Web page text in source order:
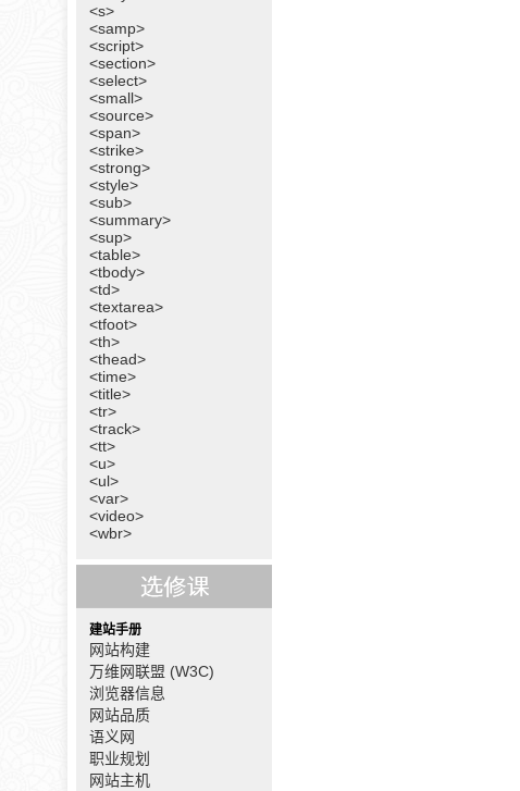
<s>
<samp>
<script>
<section>
<select>
<small>
<source>
<span>
<strike>
<strong>
<style>
<sub>
<summary>
<sup>
<table>
<tbody>
<td>
<textarea>
<tfoot>
<th>
<thead>
<time>
<title>
<tr>
<track>
<tt>
<u>
<ul>
<var>
<video>
<wbr>
建站手册
网站构建
万维网联盟 (W3C)
浏览器信息
网站品质
语义网
职业规划
网站主机